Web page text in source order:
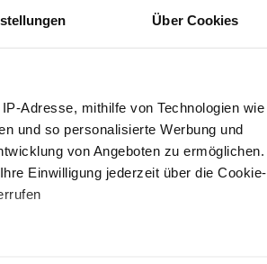
Über Cookies
Adresse, mithilfe von Technologien wie
und so personalisierte Werbung und
von Angeboten zu ermöglichen.
Einwilligung jederzeit über die Cookie-